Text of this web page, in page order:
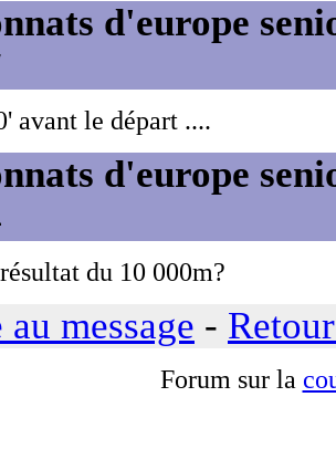
d'europe
avant le départ ....
d'europe
du 10 000m?
message -
Forum sur la